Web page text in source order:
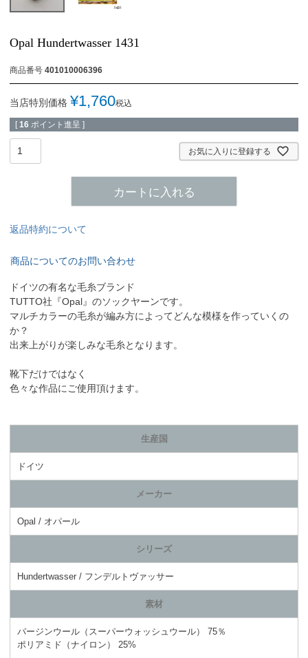
Opal Hundertwasser 1431
商品番号 401010006396
当店特別価格 ¥1,760税込
[ 16 ポイント進呈 ]
お気に入りに登録する
カートに入れる
返品特約について
商品についてのお問い合わせ
ドイツの有名な毛糸ブランド
TUTTO社『Opal』のソックヤーンです。
マルチカラーの毛糸が編み方によってどんな模様を作っていくの
か？
出来上がりが楽しみな毛糸となります。
靴下だけではなく
色々な作品にご使用頂けます。
生産国
ドイツ
メーカー
Opal / オパール
シリーズ
Hundertwasser / フンデルトヴァッサー
素材
バージンウール（スーパーウォッシュウール） 75％
ポリアミド（ナイロン） 25%